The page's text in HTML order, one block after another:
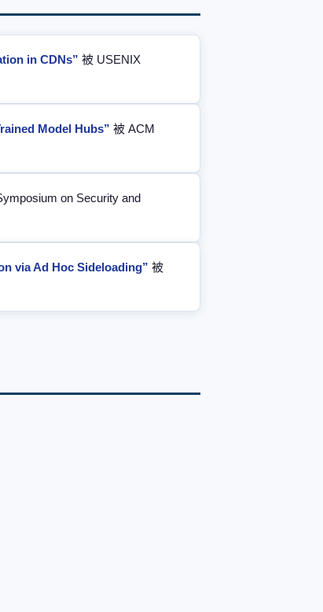
in CDNs” 被 USENIX
Model Hubs” 被 ACM
on Security and
via Ad Hoc Sideloading” 被